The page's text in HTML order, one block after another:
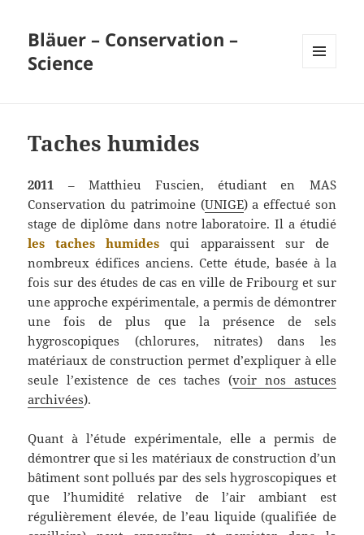
Bläuer – Conservation –
Science
Taches humides
2011 – Matthieu Fuscien, étudiant en MAS
Conservation du patrimoine (UNIGE) a effectué son
stage de diplôme dans notre laboratoire. Il a étudié
les taches humides qui apparaissent sur de
nombreux édifices anciens. Cette étude, basée à la
fois sur des études de cas en ville de Fribourg et sur
une approche expérimentale, a permis de démontrer
une fois de plus que la présence de sels
hygroscopiques (chlorures, nitrates) dans les
matériaux de construction permet d’expliquer à elle
seule l’existence de ces taches (voir nos astuces
archivées).
Quant à l’étude expérimentale, elle a permis de
démontrer que si les matériaux de construction d’un
bâtiment sont pollués par des sels hygroscopiques et
que l’humidité relative de l’air ambiant est
régulièrement élevée, de l’eau liquide (qualifiée de